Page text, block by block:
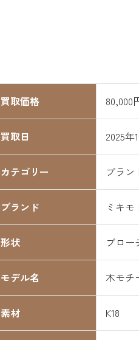
買取価格 80,000
買取日 2025年
カテゴリー ブラン
ブランド ミキモ
形状 ブロー
モデル名 木モチ
素材 K18